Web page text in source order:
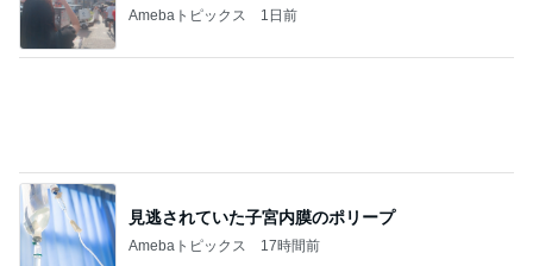
Amebaトピックス 1日前
若乃花 娘と中華街でリベンジ
Amebaトピックス 2日前